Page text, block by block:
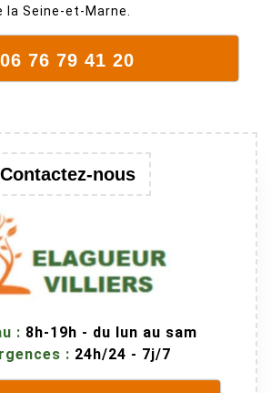
trop lourde et
donc
dangereuse.
M Villiers et
très bien leur
métier, c'est
évidence. Et
en plus ils
sont vraiment
Seine-et-Marne.
06 76 79 41 20
Contactez-nous
: 8h-19h - du lun au sam
: 24h/24 - 7j/7